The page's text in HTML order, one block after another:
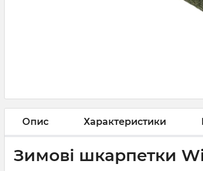
Опис Характеристики
Зимові шкарпетки